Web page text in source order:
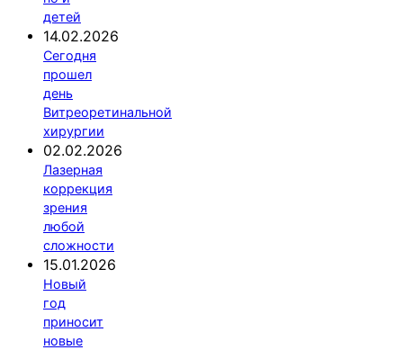
детей
14.02.2026
Сегодня
прошел
день
Витреоретинальной
хирургии
02.02.2026
Лазерная
коррекция
зрения
любой
сложности
15.01.2026
Новый
год
приносит
новые